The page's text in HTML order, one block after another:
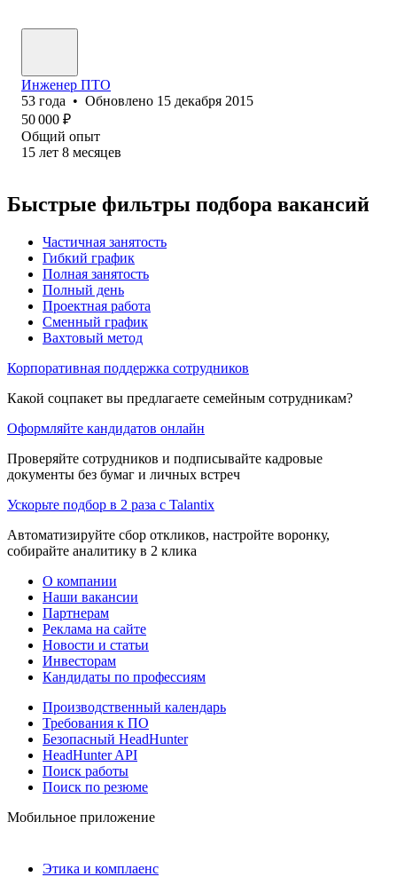
Инженер ПТО
53 года • Обновлено 15 декабря 2015
50 000 ₽
Общий опыт
15 лет 8 месяцев
Быстрые фильтры подбора вакансий
Частичная занятость
Гибкий график
Полная занятость
Полный день
Проектная работа
Сменный график
Вахтовый метод
Корпоративная поддержка сотрудников
Какой соцпакет вы предлагаете семейным сотрудникам?
Оформляйте кандидатов онлайн
Проверяйте сотрудников и подписывайте кадровые
документы без бумаг и личных встреч
Ускорьте подбор в 2 раза с Talantix
Автоматизируйте сбор откликов, настройте воронку,
собирайте аналитику в 2 клика
О компании
Наши вакансии
Партнерам
Реклама на сайте
Новости и статьи
Инвесторам
Кандидаты по профессиям
Производственный календарь
Требования к ПО
Безопасный HeadHunter
HeadHunter API
Поиск работы
Поиск по резюме
Мобильное приложение
Этика и комплаенс